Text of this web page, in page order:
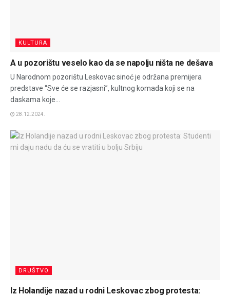
KULTURA
A u pozorištu veselo kao da se napolju ništa ne dešava
U Narodnom pozorištu Leskovac sinoć je održana premijera
predstave “Sve će se razjasni”, kultnog komada koji se na
daskama koje...
28.12.2024.
DRUŠTVO
Iz Holandije nazad u rodni Leskovac zbog protesta: